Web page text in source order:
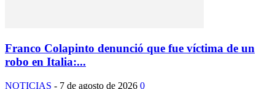
Franco Colapinto denunció que fue víctima de un
robo en Italia:...
NOTICIAS - 7 de agosto de 2026 0